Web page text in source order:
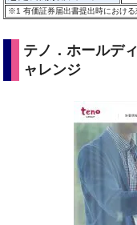
※1有価証券届出書提出時における
テノ．ホールデ
ャレンジ